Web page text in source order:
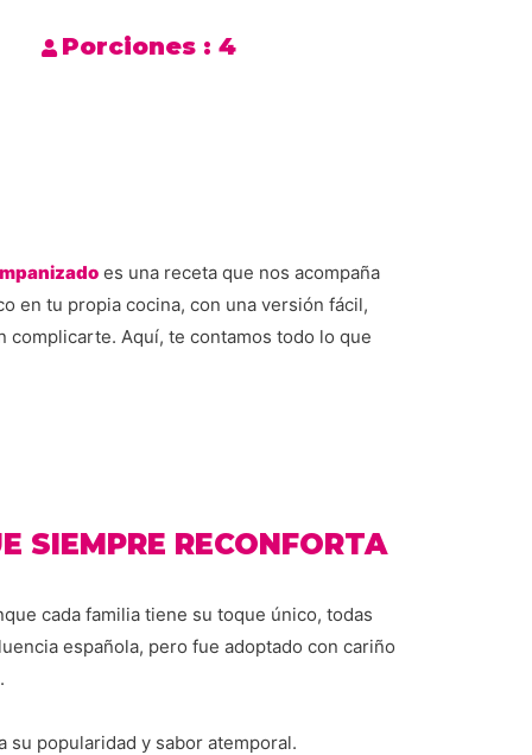
Porciones :4
es una receta que nos acompaña
en tu propia cocina, con una versión fácil,
complicarte. Aquí, te contamos todo lo que
SIEMPRE RECONFORTA
cada familia tiene su toque único, todas
española, pero fue adoptado con cariño
popularidad y sabor atemporal.